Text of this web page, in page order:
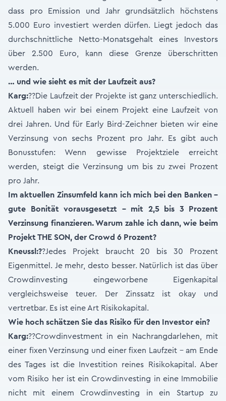
dass pro Emission und Jahr grundsätzlich höchstens
5.000 Euro investiert werden dürfen. Liegt jedoch das
durchschnittliche Netto-Monatsgehalt eines Investors
über 2.500 Euro, kann diese Grenze überschritten
werden.
… und wie sieht es mit der Laufzeit aus?
Karg:??Die Laufzeit der Projekte ist ganz unterschiedlich.
Aktuell haben wir bei einem Projekt eine Laufzeit von
drei Jahren. Und für Early Bird-Zeichner bieten wir eine
Verzinsung von sechs Prozent pro Jahr. Es gibt auch
Bonusstufen: Wenn gewisse Projektziele erreicht
werden, steigt die Verzinsung um bis zu zwei Prozent
pro Jahr.
Im aktuellen Zinsumfeld kann ich mich bei den Banken –
gute Bonität vorausgesetzt – mit 2,5 bis 3 Prozent
Verzinsung finanzieren. Warum zahle ich dann, wie beim
Projekt THE SON, der Crowd 6 Prozent?
Kneussl:??Jedes Projekt braucht 20 bis 30 Prozent
Eigenmittel. Je mehr, desto besser. Natürlich ist das über
Crowdinvesting eingeworbene Eigenkapital
vergleichsweise teuer. Der Zinssatz ist okay und
vertretbar. Es ist eine Art Risikokapital.
Wie hoch schätzen Sie das Risiko für den Investor ein?
Karg:??Crowdinvestment in ein Nachrangdarlehen, mit
einer fixen Verzinsung und einer fixen Laufzeit - am Ende
des Tages ist die Investition reines Risikokapital. Aber
vom Risiko her ist ein Crowdinvesting in eine Immobilie
nicht mit einem Crowdinvesting in ein Startup zu